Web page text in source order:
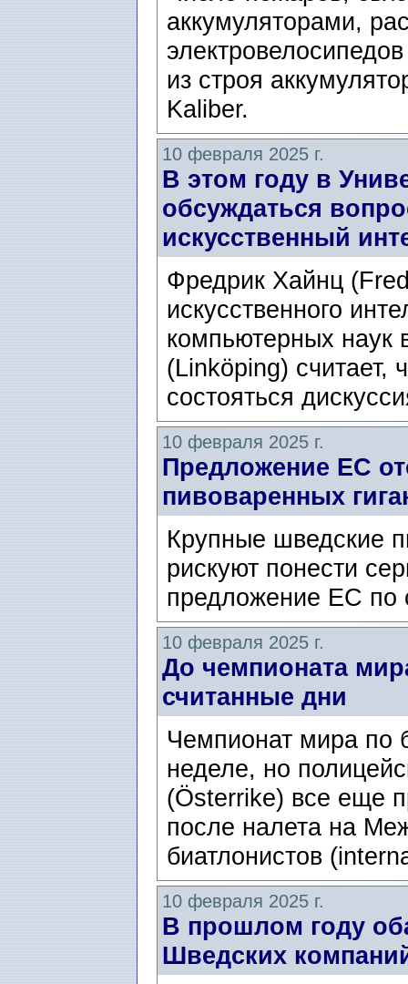
аккумуляторами,
из строя
Kaliber.
10 февраля 2025 г.
В этом году в
обсуждаться
искусственный
Фредрик Хайнц
искусственного
компьютерных наук
(Linköping) считает,
состояться
10 февраля 2025 г.
Предложение ЕС
пивоваренных
Крупные шведские
рискуют понести
предложение ЕС по
10 февраля 2025 г.
До чемпионата
считанные дни
Чемпионат мира по
неделе, но
(Österrike) все еще
после налета на
биатлонистов
10 февраля 2025 г.
В прошлом году
Шведских